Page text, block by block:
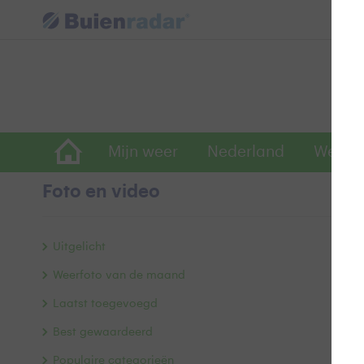
Mijn weer Nederland
Foto en video
Uitgelicht
Weerfoto van de maand
Laatst toegevoegd
Best gewaardeerd
Populaire categorieën